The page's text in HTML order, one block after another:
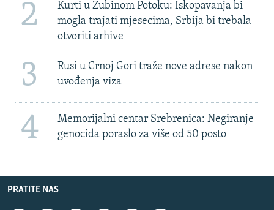
2
Kurti u Zubinom Potoku: Iskopavanja bi
mogla trajati mjesecima, Srbija bi trebala
otvoriti arhive
3
Rusi u Crnoj Gori traže nove adrese nakon
uvođenja viza
4
Memorijalni centar Srebrenica: Negiranje
genocida poraslo za više od 50 posto
PRATITE NAS